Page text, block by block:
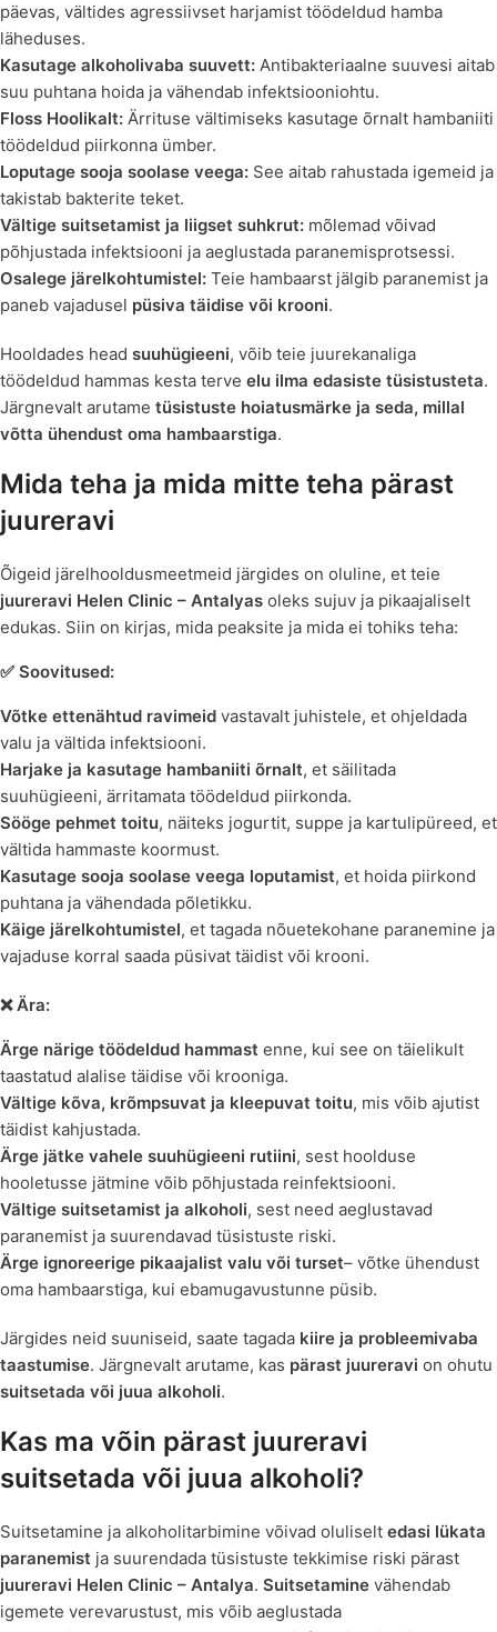
päevas, vältides agressiivset harjamist töödeldud hamba
läheduses.
Kasutage alkoholivaba suuvett: Antibakteriaalne suuvesi aitab
suu puhtana hoida ja vähendab infektsiooniohtu.
Floss Hoolikalt: Ärrituse vältimiseks kasutage õrnalt hambaniiti
töödeldud piirkonna ümber.
Loputage sooja soolase veega: See aitab rahustada igemeid ja
takistab bakterite teket.
Vältige suitsetamist ja liigset suhkrut: mõlemad võivad
põhjustada infektsiooni ja aeglustada paranemisprotsessi.
Osalege järelkohtumistel: Teie hambaarst jälgib paranemist ja
paneb vajadusel püsiva täidise või krooni.
Hooldades head suuhügieeni, võib teie juurekanaliga
töödeldud hammas kesta terve elu ilma edasiste tüsistusteta.
Järgnevalt arutame tüsistuste hoiatusmärke ja seda, millal
võtta ühendust oma hambaarstiga.
Mida teha ja mida mitte teha pärast
juureravi
Õigeid järelhooldusmeetmeid järgides on oluline, et teie
juureravi Helen Clinic – Antalyas oleks sujuv ja pikaajaliselt
edukas. Siin on kirjas, mida peaksite ja mida ei tohiks teha:
✅ Soovitused:
Võtke ettenähtud ravimeid vastavalt juhistele, et ohjeldada
valu ja vältida infektsiooni.
Harjake ja kasutage hambaniiti õrnalt, et säilitada
suuhügieeni, ärritamata töödeldud piirkonda.
Sööge pehmet toitu, näiteks jogurtit, suppe ja kartulipüreed, et
vältida hammaste koormust.
Kasutage sooja soolase veega loputamist, et hoida piirkond
puhtana ja vähendada põletikku.
Käige järelkohtumistel, et tagada nõuetekohane paranemine ja
vajaduse korral saada püsivat täidist või krooni.
❌ Ära:
Ärge närige töödeldud hammast enne, kui see on täielikult
taastatud alalise täidise või krooniga.
Vältige kõva, krõmpsuvat ja kleepuvat toitu, mis võib ajutist
täidist kahjustada.
Ärge jätke vahele suuhügieeni rutiini, sest hoolduse
hooletusse jätmine võib põhjustada reinfektsiooni.
Vältige suitsetamist ja alkoholi, sest need aeglustavad
paranemist ja suurendavad tüsistuste riski.
Ärge ignoreerige pikaajalist valu või turset– võtke ühendust
oma hambaarstiga, kui ebamugavustunne püsib.
Järgides neid suuniseid, saate tagada kiire ja probleemivaba
taastumise. Järgnevalt arutame, kas pärast juureravi on ohutu
suitsetada või juua alkoholi.
Kas ma võin pärast juureravi
suitsetada või juua alkoholi?
Suitsetamine ja alkoholitarbimine võivad oluliselt edasi lükata
paranemist ja suurendada tüsistuste tekkimise riski pärast
juureravi Helen Clinic – Antalya. Suitsetamine vähendab
igemete verevarustust, mis võib aeglustada